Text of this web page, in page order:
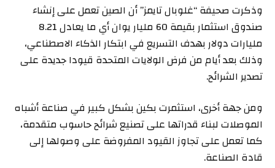
وذكرت صحيفة “غلوبال تايمز” أن الصين تعمل على إنشاء
صندوق استثمار بقيمة 60 مليار يوان أي ما يعادل 8.21
مليارات دولار بهدف التسريع في ابتكار الذكاء الاصطناعي،
وذلك بعد أيام من فرض الولايات المتحدة قيودا جديدة على
تصدير الشرائح.
ومن جهة أخرى، استثمرت بكين بشكل كبير في صناعة أشباه
الموصلات لبناء قدراتها على تصنيع شرائح حاسوب متقدمة،
كما تعمل على تجاوز القيود المفروضة على وصولها إلى
قادة الصناعة.